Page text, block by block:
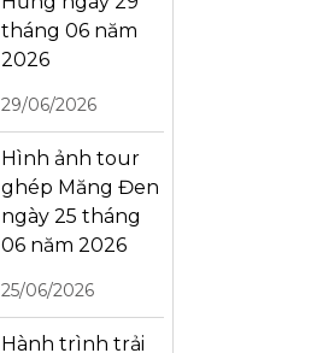
tháng 06 năm
2026
29/06/2026
Hình ảnh tour
ghép Măng Đen
ngày 25 tháng
06 năm 2026
25/06/2026
Hành trình trải